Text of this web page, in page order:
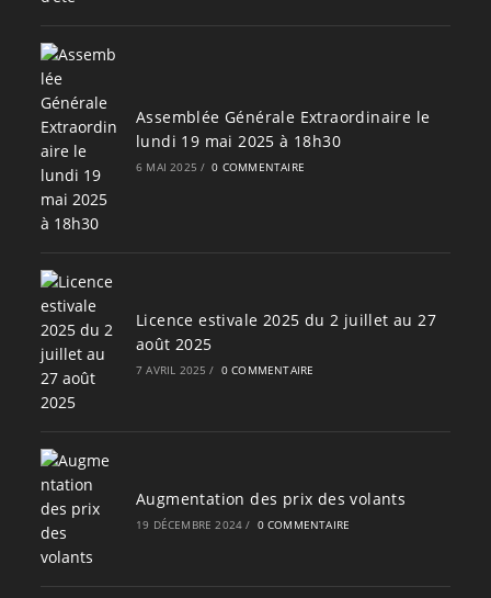
Assemblée Générale Extraordinaire le
lundi 19 mai 2025 à 18h30
6 MAI 2025 / 0 COMMENTAIRE
Licence estivale 2025 du 2 juillet au 27
août 2025
7 AVRIL 2025 / 0 COMMENTAIRE
Augmentation des prix des volants
19 DÉCEMBRE 2024 / 0 COMMENTAIRE